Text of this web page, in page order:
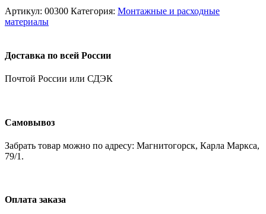
Артикул: 00300 Категория: Монтажные и расходные
материалы
Доставка по всей России
Почтой России или СДЭК
Самовывоз
Забрать товар можно по адресу: Магнитогорск, Карла Маркса,
79/1.
Оплата заказа